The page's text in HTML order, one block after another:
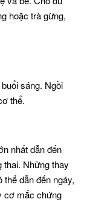
hoặc trà gừng,
sáng. Ngồi
thể.
nhất dẫn đến
thai. Những thay
dẫn đến ngáy,
cơ mắc chứng